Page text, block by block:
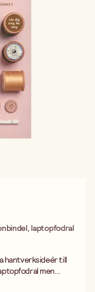
laptopfodral
hantverksideér till
men